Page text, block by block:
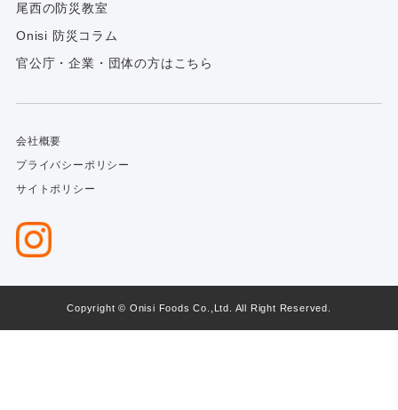
尾西の防災教室
Onisi 防災コラム
官公庁・企業・団体の方はこちら
会社概要
プライバシーポリシー
サイトポリシー
Copyright © Onisi Foods Co.,Ltd. All Right Reserved.